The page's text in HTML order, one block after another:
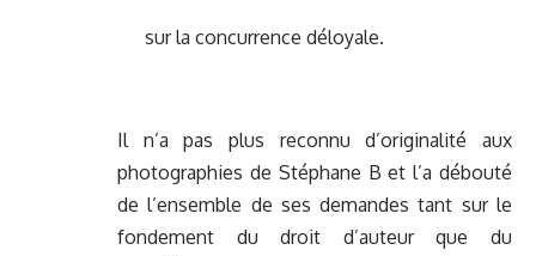
sur la concurrence déloyale.
Il n’a pas plus reconnu d’originalité aux
photographies de Stéphane B et l’a débouté
de l’ensemble de ses demandes tant sur le
fondement du droit d’auteur que du